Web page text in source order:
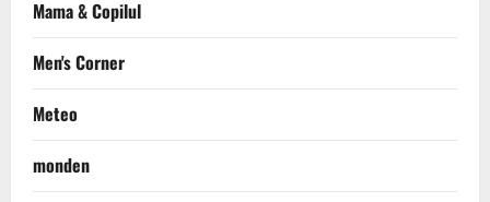
Mama & Copilul
Men's Corner
Meteo
monden